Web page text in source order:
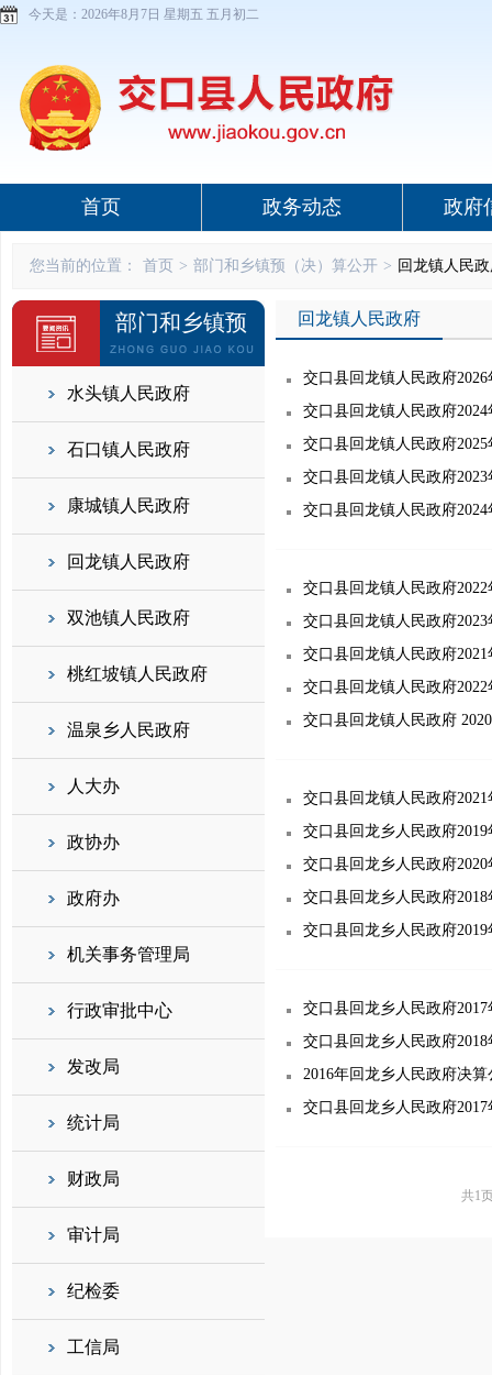
今天是： 2026年8月7日 星期五 五月初二
首页 政务动态 政府
您当前的位置： 首页 > 部门和乡镇预（决）算公开 > 回龙镇人民
部门和乡镇预
（决）算公开
水头镇人民政府
石口镇人民政府
康城镇人民政府
回龙镇人民政府
双池镇人民政府
桃红坡镇人民政府
温泉乡人民政府
人大办
政协办
政府办
机关事务管理局
行政审批中心
发改局
统计局
财政局
审计局
纪检委
工信局
回龙镇人民政府
交口县回龙镇人民政府
交口县回龙镇人民政府
交口县回龙镇人民政府
交口县回龙镇人民政府
交口县回龙镇人民政府
交口县回龙镇人民政府
交口县回龙镇人民政府
交口县回龙镇人民政府
交口县回龙镇人民政府
交口县回龙镇人民政府
交口县回龙镇人民政府
交口县回龙乡人民政府
交口县回龙乡人民政府
交口县回龙乡人民政府
交口县回龙乡人民政府
交口县回龙乡人民政府
交口县回龙乡人民政府
2016年回龙乡人民政府决算
交口县回龙乡人民政府
共1